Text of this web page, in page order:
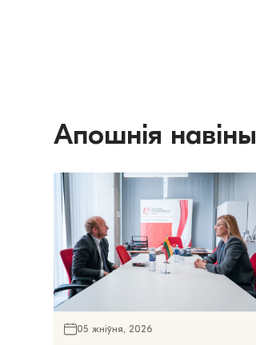
Апошнія навіны
05 жніўня, 2026